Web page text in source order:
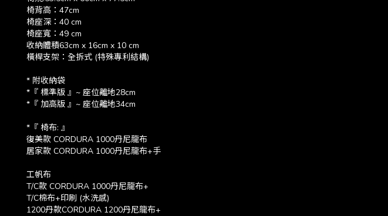
椅背高：47cm
椅座深：40 cm
椅座寬：49 cm
收納體積63cm x 16cm x 10 cm
橫桿支架：全拆式 (特殊專利結構)
* 附收納袋
*『 標準版 』~ 座位離地28cm
*『 加高版 』~ 座位離地34cm
*『 椅布: 』
復美款 CORDURA 1000丹尼龍布
居家款 CORDURA 1000丹尼龍布+手
工帆布
T/C款 CORDURA 1000丹尼龍布+
T/C棉布+印刷 (水洗感)
1200丹款CORDURA 1200丹尼龍布+